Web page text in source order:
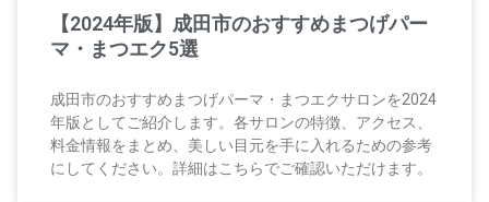
【2024年版】成田市のおすすめまつげパー
マ・まつエク5選
成田市のおすすめまつげパーマ・まつエクサロンを2024
年版としてご紹介します。各サロンの特徴、アクセス、
料金情報をまとめ、美しい目元を手に入れるための参考
にしてください。詳細はこちらでご確認いただけます。